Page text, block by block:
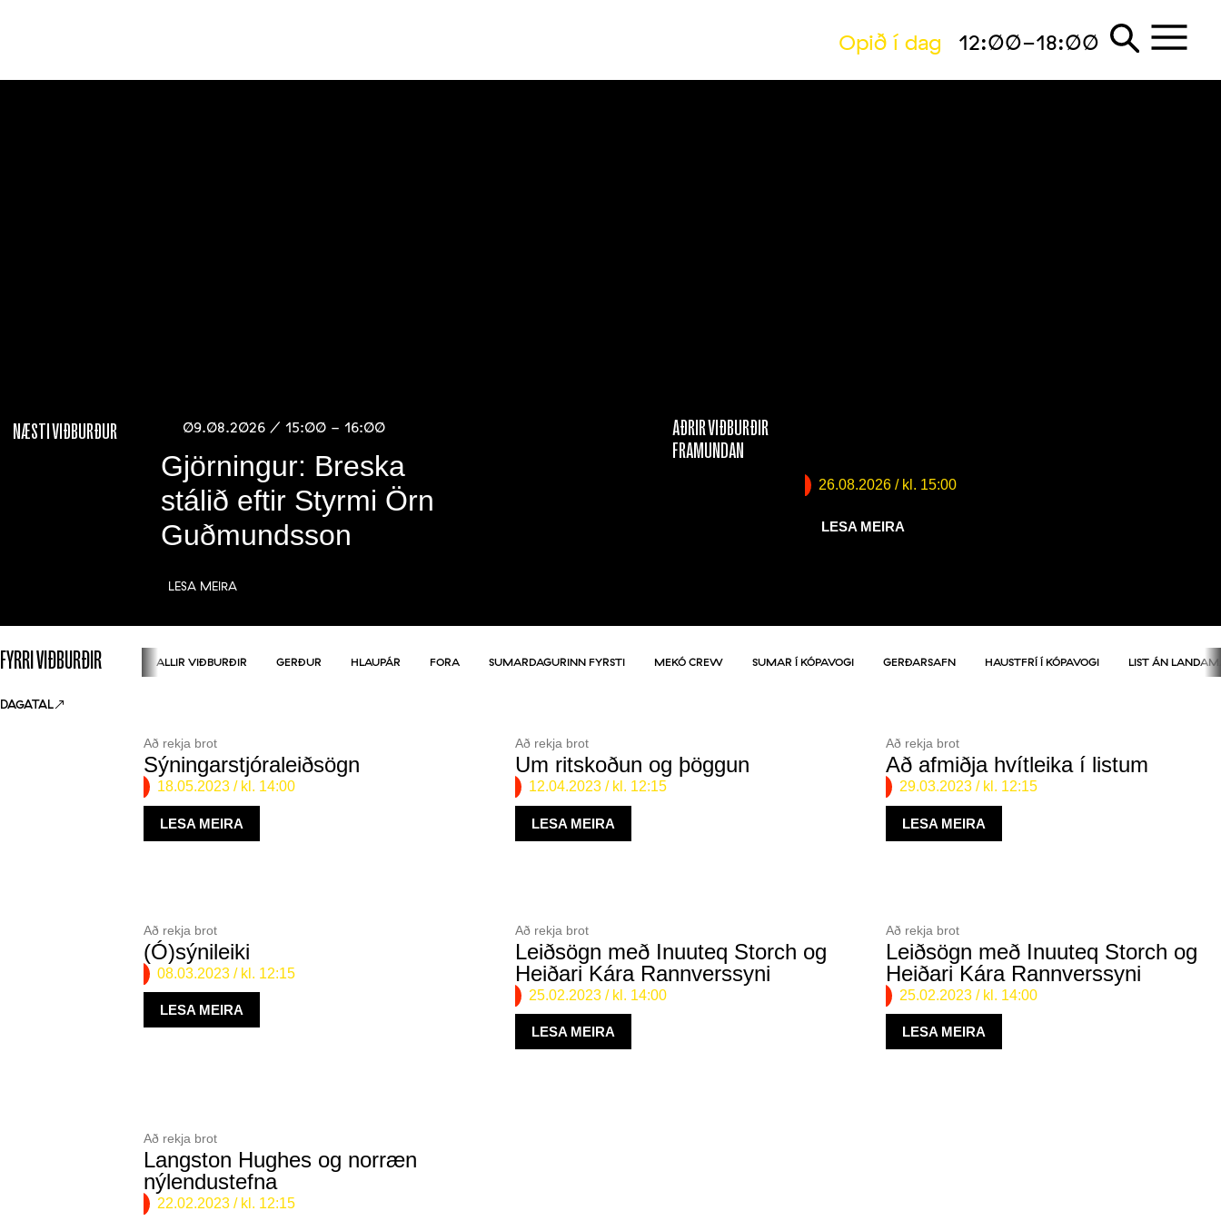
Opið í dag 12:00-18:00
NÆSTI VIÐBURÐUR 09.08.2026 / 15:00 - 16:00
Gjörningur: Breska
stálið eftir Styrmi Örn
Guðmundsson
LESA MEIRA
AÐRIR VIÐBURÐIR
FRAMUNDAN
26.08.2026 / kl. 15:00
LESA MEIRA
FYRRI VIÐBURÐIR
DAGATAL
ALLIR VIÐBURÐIR GERÐUR HLAUPÁR FORA SUMARDAGURINN FYRSTI MEKÓ CREW SUMAR Í KÓPAVOGI GERÐARSAFN HAUSTFRÍ Í KÓPAVOGI LIST ÁN
Að rekja brot
Sýningarstjóraleiðsögn
18.05.2023/ kl. 14:00
LESA MEIRA
Að rekja brot
Um ritskoðun og þöggun
12.04.2023/ kl. 12:15
LESA MEIRA
Að rekja brot
Að afmiðja hvítleika í listum
29.03.2023 / kl. 12:15
LESA MEIRA
Að rekja brot
(Ó)sýnileiki
08.03.2023/ kl. 12:15
LESA MEIRA
Að rekja brot
Leiðsögn með Inuuteq Storch og
Heiðari Kára Rannverssyni
25.02.2023/ kl. 14:00
LESA MEIRA
Að rekja brot
Leiðsögn með Inuuteq Storch og
Heiðari Kára Rannverssyni
25.02.2023 / kl. 14:00
LESA MEIRA
Að rekja brot
Langston Hughes og norræn
nýlendustefna
22.02.2023/ kl. 12:15